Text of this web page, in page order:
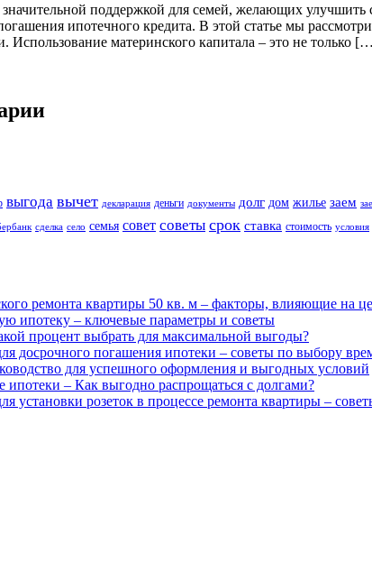
поддержкой для семей, желающих
ипотечного кредита. В этой статье мы
Использование материнского капитала – это не только
выгода вычет декларация деньги документы долг дом жилье заем
сделка село семья совет советы срок ставка стоимость условия
ремонта квартиры 50 кв. м – факторы, влияющие на
ипотеку – ключевые параметры и советы
процент выбрать для максимальной выгоды?
досрочного погашения ипотеки – советы по выбору
для успешного оформления и выгодных условий
ипотеки – Как выгодно распрощаться с долгами?
установки розеток в процессе ремонта квартиры –